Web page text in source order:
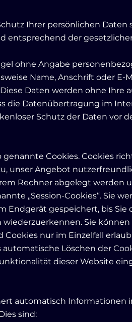
Ihrer persönlichen Daten
entsprechend der
ohne Angabe
Name, Anschrift oder E-
Daten werden ohne
die Datenübertragung im
Schutz der Daten vor
Cookies. Cookies
unser Angebot
Rechner abgelegt werden
„Session-Cookies“. Sie
Endgerät gespeichert, bis Sie
Sie
nur im Einzelfall
Löschen der
dieser Website
automatisch Informationen
sind: